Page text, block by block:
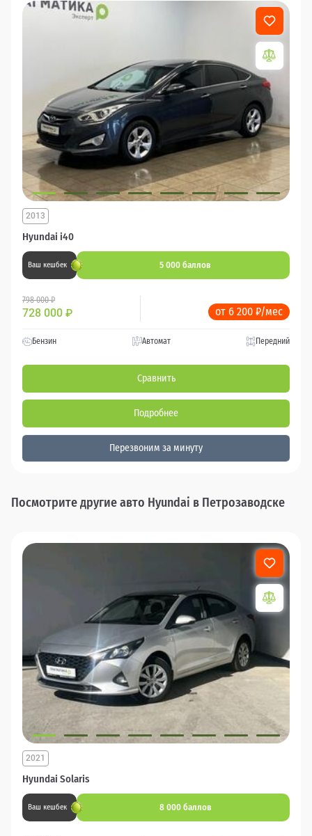
Hyundai i40
2013
Ваш кешбек 5 000 баллов
798 000 ₽
728 000 ₽ от 6 200 ₽/мес
Бензин Автомат Передний
Сравнить
Подробнее
Перезвоним за минуту
Посмотрите другие авто Hyundai в Петрозаводске
Hyundai Solaris
2021
Ваш кешбек 8 000 баллов